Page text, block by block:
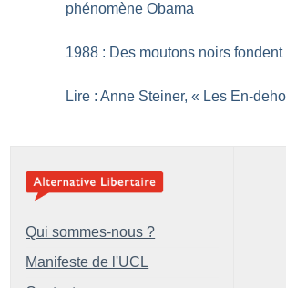
phénomène Obama
1988 : Des moutons noirs
Lire : Anne Steiner, « Les En-
Qui sommes-nous ?
Manifeste de l'UCL